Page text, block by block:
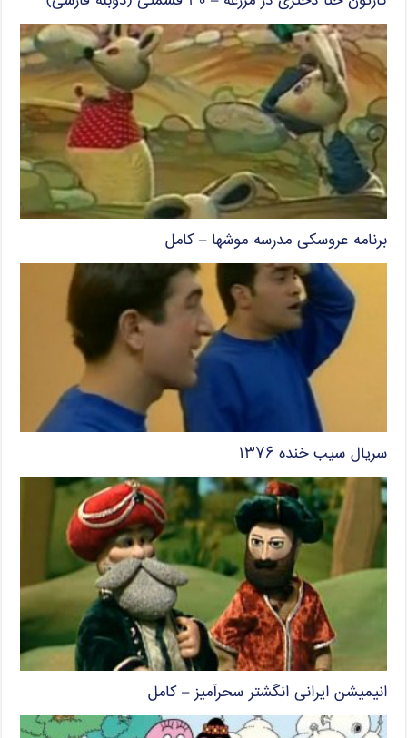
برنامه عروسکی مدرسه موشها – کامل
سریال سیب خنده ۱۳۷۶
انیمیشن ایرانی انگشتر سحرآمیز – کامل